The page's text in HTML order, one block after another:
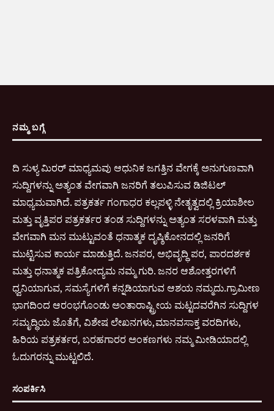
ನಮ್ಮ ಬಗ್ಗೆ
ದಿ ಸುಳ್ಯ ಮಿರರ್ ಮಾಧ್ಯಮವು ಆಧುನಿಕ ಜಗತ್ತಿನ ವೇಗಕ್ಕೆ ಅನುಗುಣವಾಗಿ
ಸುದ್ದಿಗಳನ್ನು ಅತ್ಯಂತ ವೇಗವಾಗಿ ಜನರಿಗೆ ತಲುಪಿಸುವ ಡಿಜಿಟಲ್
ಮಾಧ್ಯಮವಾಗಿದೆ. ಪತ್ರಕರ್ತ ಗಂಗಾಧರ ಕಲ್ಲಪಳ್ಳಿ ನೇತೃತ್ವದಲ್ಲಿ ಕ್ರಿಯಾಶೀಲ
ಮತ್ತು ವೃತ್ತಿಪರ ಪತ್ರಕರ್ತರ ತಂಡ ಸುದ್ದಿಗಳನ್ನು ಅತ್ಯಂತ ಸರಳವಾಗಿ ಮತ್ತು
ವೇಗವಾಗಿ ಮನ ಮುಟ್ಟುವಂತೆ ಧನಾತ್ಮಕ ದೃಷ್ಠಿಕೋನದಲ್ಲಿ ಜನರಿಗೆ
ಮುಟ್ಟಿಸುವ ಕಾರ್ಯ ಮಾಡುತ್ತಿದೆ. ಜನಪರ, ಅಭಿವೃದ್ಧಿ ಪರ, ಪಾರದರ್ಶಕ
ಮತ್ತು ಧನಾತ್ಮಕ ಪತ್ರಿಕೋದ್ಯಮ ನಮ್ಮ ಗುರಿ. ಜನರ ಆಶೋತ್ತರಗಳಿಗೆ
ಧ್ವನಿಯಾಗುವ, ಸಮಸ್ಯೆಗಳಿಗೆ ಕನ್ನಡಿಯಾಗುವ ಆಶಯ ನಮ್ಮದು.ಗ್ರಾಮೀಣ
ಭಾಗದಿಂದ ಆರಂಭಗೊಂಡು ಅಂತಾರಾಷ್ಟ್ರೀಯ ಮಟ್ಟದವರೆಗಿನ ಸುದ್ದಿಗಳ
ಸಮೃದ್ಧಿಯ ಜೊತೆಗೆ, ವಿಶೇಷ ಲೇಖನಗಳು,ಮಾನವಸಾಕ್ತ ವರದಿಗಳು,
ಹಿರಿಯ ಪತ್ರಕರ್ತರ, ಬರಹಗಾರರ ಅಂಕಣಗಳು ನಮ್ಮ ಮೀಡಿಯಾದಲ್ಲಿ
ಓದುಗರನ್ನು ಮುಟ್ಟಲಿದೆ.
ಸಂಪರ್ಕಿಸಿ